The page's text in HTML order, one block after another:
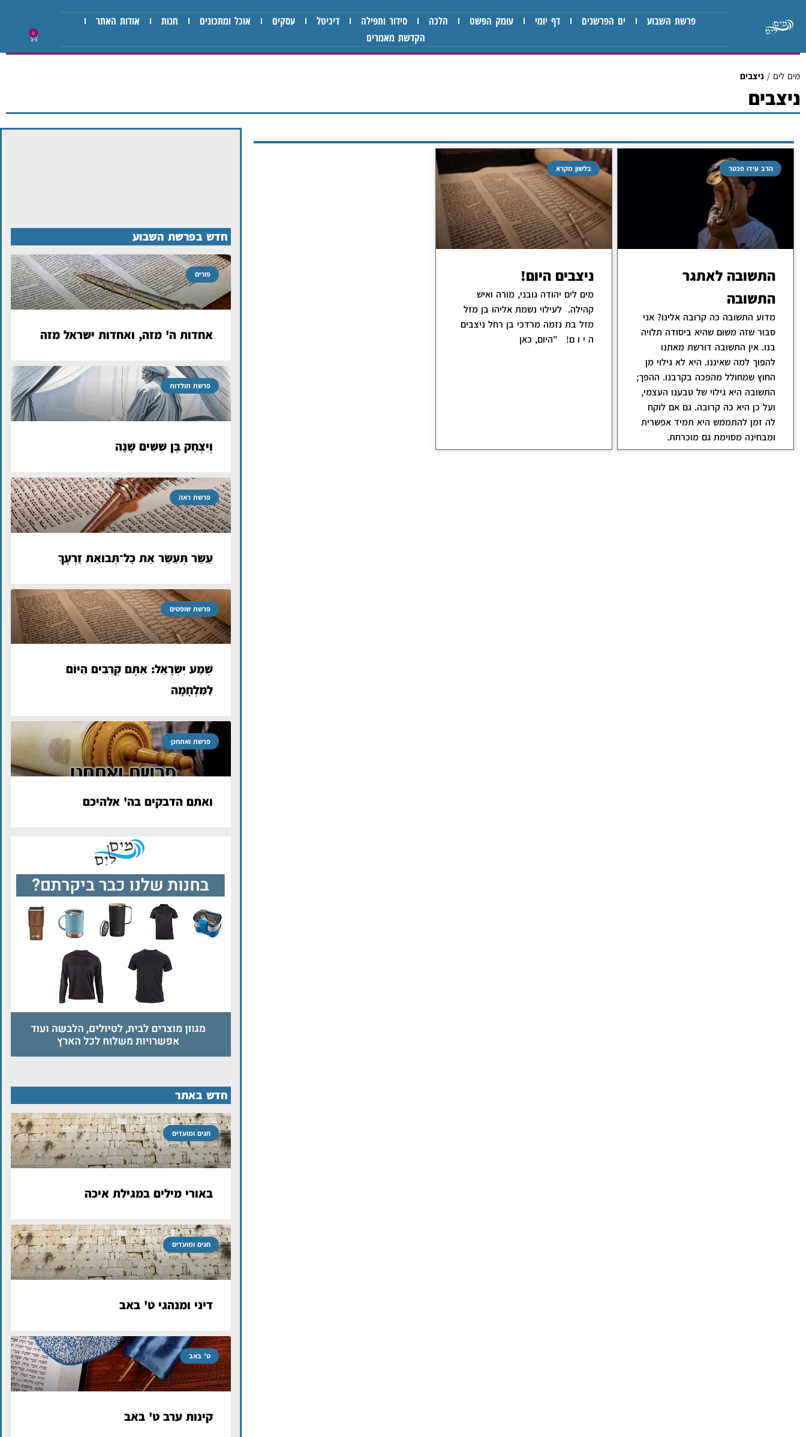
פרשת השבוע ים הפרשנים דף יומי עומק הפשט הלכה סידור ותפילה דיגיטל עסקים אוכל ומתכונים חנות
אודות האתר
הקדשת מאמרים
0
מים לים / ניצבים
ניצבים
הרב עידו פכטר
התשובה לאתגר
התשובה
מדוע התשובה כה קרובה אלינו? אני
סבור שזה משום שהיא ביסודה תלויה
בנו. אין התשובה דורשת מאתנו
להפוך למה שאיננו. היא לא גילוי מן
החוץ שמחולל מהפכה בקרבנו. ההפך;
התשובה היא גילוי של טבענו העצמי,
ועל כן היא כה קרובה. גם אם לוקח
לה זמן להתממש היא תמיד אפשרית
ומבחינה מסוימת גם מוכרחת.
בלשון מקרא
ניצבים היום!
מים לים יהודה גובני, מורה ואיש
קהילה. לעילוי נשמת אליהו בן מזל
מזל בת נזמה מרדכי בן רחל ניצבים
ה י ו ם! "היום, כאן
חדש בפרשת השבוע
פורים
אחדות ה' מזה, ואחדות ישראל מזה
פרשת תולדות
וְיִצְחָק בֶּן שִׁשִּׁים שָׁנָה
פרשת ראה
עַשֵּׂר תְּעַשֵּׂר אֵת כׇּל־תְּבוּאַת זַרְעֶךָ
פרשת שופטים
שְׁמַע יִשְׂרָאֵל: אַתֶּם קְרֵבִים הַיּוֹם
לַמִּלְחָמָה
פרשת ואתחנן
ואתם הדבקים בה' אלהיכם
חדש באתר
חגים ומועדים
באורי מילים במגילת איכה
חגים ומועדים
דיני ומנהגי ט' באב
ט' באב
קינות ערב ט' באב